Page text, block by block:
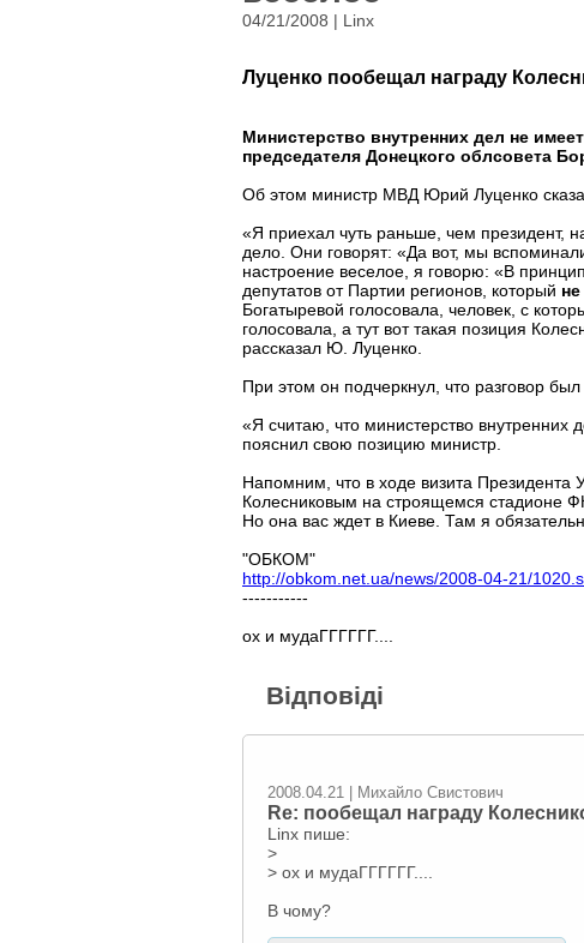
04/21/2008 | Linx
Луценко пообещал награду
Министерство внутренних дел не
председателя Донецкого облсовета
Об этом министр МВД Юрий Луценко
«Я приехал чуть раньше, чем президент,
дело. Они говорят: «Да вот, мы
настроение веселое, я говорю: «В
депутатов от Партии регионов, который
Богатыревой голосовала, человек, с
голосовала, а тут вот такая позиция
рассказал Ю. Луценко.
При этом он подчеркнул, что разговор
«Я считаю, что министерство
пояснил свою позицию министр.
Напомним, что в ходе визита
Колесниковым на строящемся стадионе
Но она вас ждет в Киеве. Там я
"ОБКОМ"
http://obkom.net.ua/news/2008-04-21/
-----------
ох и мудаГГГГГГ....
Відповіді
2008.04.21 | Михайло Свистович
Re: пообещал награду
Linx пише:
>
> ох и мудаГГГГГГ....
В чому?